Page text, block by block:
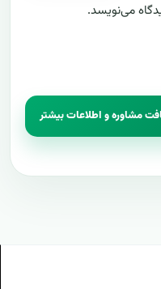
می‌نویسد.
مشاوره و اطلاعات بیشتر